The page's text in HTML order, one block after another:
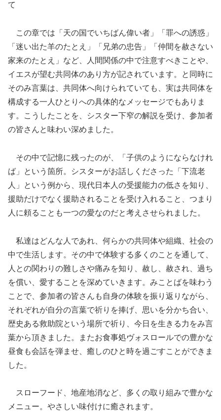
て
この章では「天の国でいちばん偉い者」「罪への誘惑」
「迷い出た羊のたとえ」「兄弟の忠告」「仲間を赦さない
家来のたとえ」など、人間関係の中で注意すべきことや、
イエスが望む共同体のあり方が記されています。と同時に
そのみ言葉は、共同体へ向けられていても、実は共同体を
構成する一人ひとりへの具体的なメッセージでもありま
す。こうしたことを、シスター下窄の解説を受け、参加者
の皆さんと味わい深めました。
その中で記憶に残ったのが、「子供のようにならなけれ
ば」という箇所。シスターがお話しくださった「下流老
人」という例から、現代日本人の受援能力の低さを知り、
援助だけでなく援助されることを受け入れること、つまり
人に頼ることも一つの愛なのだと考えさせられました。
私達はどんな人であれ、何らかの共同体や組織、社会の
中で生活します。その中で体験する多くのことを通して、
人との関わりの難しさや痛みを知り、赦し、赦され、過ち
を償い、愛することを深めていきます。みことばを味わう
ことで、参加者の皆さんも自身の体験を振り返りながら、
それぞれが自分の言葉で祈りを捧げ、思いを分かち合い、
歴史ある救助院という場所で祈り、今日を生きる力をみ言
葉から頂きました。またお食事処ヴォスロールでの豊かな
昼食も会話を弾ませ、癒しのひと時を過ごすことができま
した。
スローフード、地産地消など、多くの取り組みで豊かな
メニュー。やさしい味付けに癒されます。